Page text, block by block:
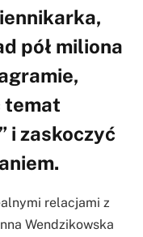
pół miliona
temat
i zaskoczyć
relacjami z
Wendzikowska